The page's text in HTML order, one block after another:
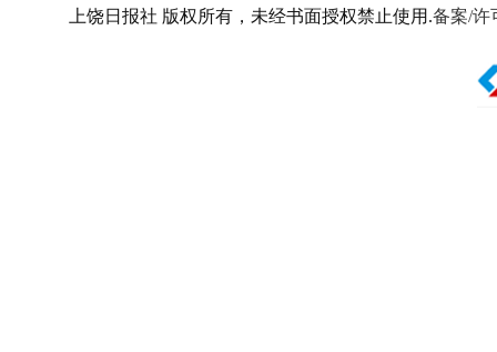
上饶日报社 版权所有，未经书面授权禁止使用.备案/许